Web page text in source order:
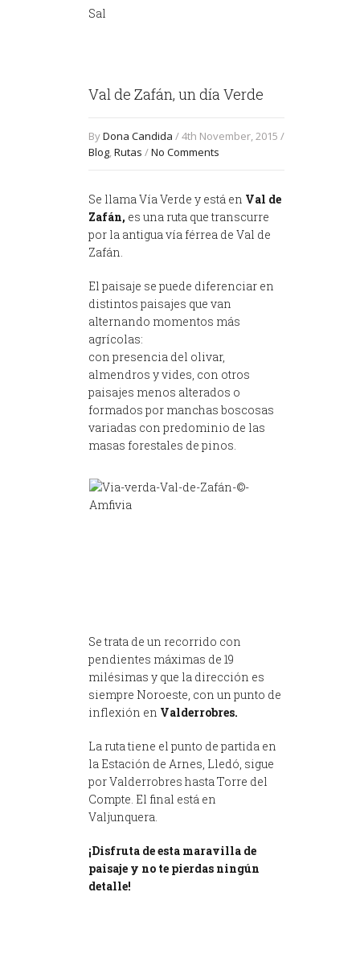
Sal
Val de Zafán, un día Verde
ByDona Candida / 4th November, 2015 /
Blog,Rutas /No Comments
Se llama Vía Verde y está en Val de
Zafán, es una ruta que transcurre
por la antigua vía férrea de Val de
Zafán.
El paisaje se puede diferenciar en
distintos paisajes que van
alternando momentos más
agrícolas:
con presencia del olivar,
almendros y vides, con otros
paisajes menos alterados o
formados por manchas boscosas
variadas con predominio de las
masas forestales de pinos.
Se trata de un recorrido con
pendientes máximas de 19
milésimas y que la dirección es
siempre Noroeste, con un punto de
inflexión en Valderrobres.
La ruta tiene el punto de partida en
la Estación de Arnes, Lledó, sigue
por Valderrobres hasta Torre del
Compte. El final está en
Valjunquera.
¡Disfruta de esta maravilla de
paisaje y no te pierdas ningún
detalle!